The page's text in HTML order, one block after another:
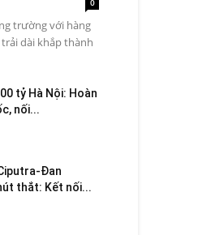
0
trường với hàng
dài khắp thành
tỷ Hà Nội: Hoàn
nối...
Đan
thắt: Kết nối...